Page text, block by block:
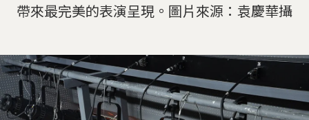
帶來最完美的表演呈現。圖片來源：袁慶華攝